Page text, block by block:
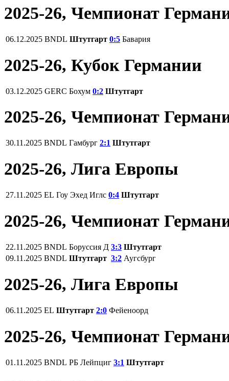
2025-26, Чемпионат
06.12.2025 BNDL Штутгарт 0:5 Бавария
2025-26, Кубок Германии
03.12.2025 GERC Бохум 0:2 Штутгарт
2025-26, Чемпионат
30.11.2025 BNDL Гамбург 2:1 Штутгарт
2025-26, Лига Европы
27.11.2025 EL Гоу Эхед Иглс 0:4 Штутгарт
2025-26, Чемпионат
22.11.2025 BNDL Боруссия Д 3:3 Штутгарт
09.11.2025 BNDL Штутгарт 3:2 Аугсбург
2025-26, Лига Европы
06.11.2025 EL Штутгарт 2:0 Фейеноорд
2025-26, Чемпионат
01.11.2025 BNDL РБ Лейпциг 3:1 Штутгарт